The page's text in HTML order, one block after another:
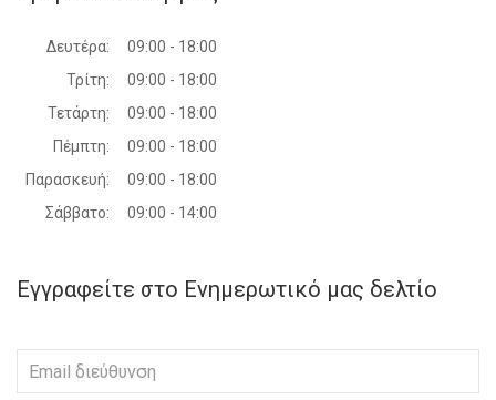
Δευτέρα:
09:00 - 18:00
Τρίτη:
09:00 - 18:00
Τετάρτη:
09:00 - 18:00
Πέμπτη:
09:00 - 18:00
Παρασκευή:
09:00 - 18:00
Σάββατο:
09:00 - 14:00
Εγγραφείτε στο Ενημερωτικό μας δελτίο